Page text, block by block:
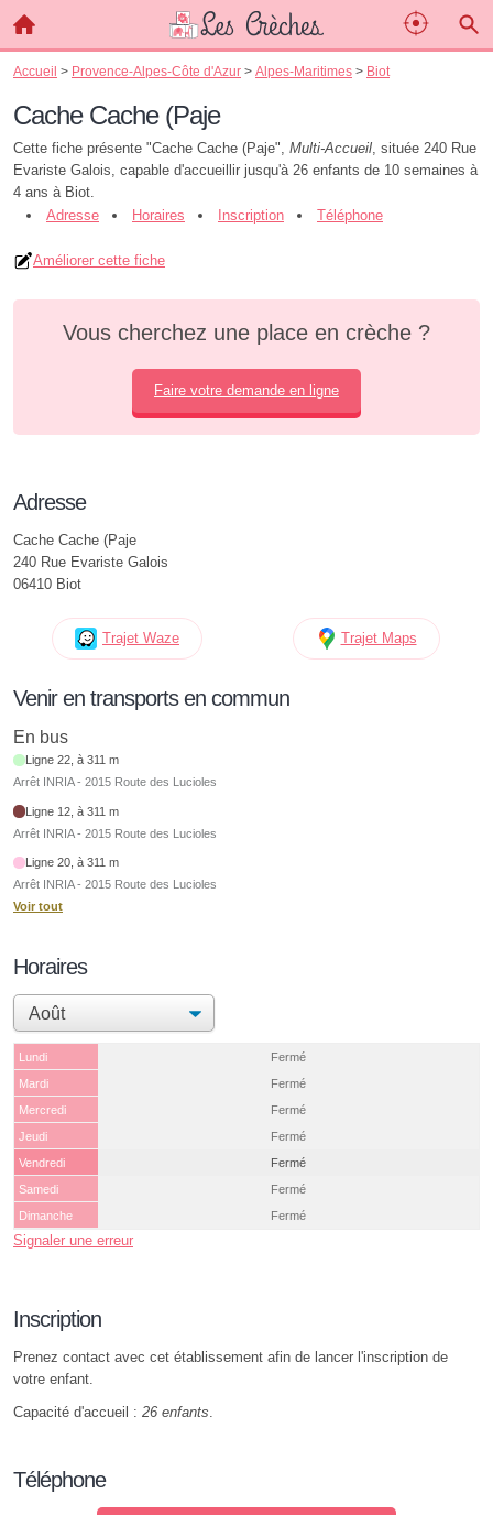
Accueil > Provence-Alpes-Côte d'Azur > Alpes-Maritimes > Biot
Cache Cache (Paje
Cette fiche présente "Cache Cache (Paje", Multi-Accueil, située 240 Rue
Evariste Galois, capable d'accueillir jusqu'à 26 enfants de 10 semaines à
4 ans à Biot.
Adresse
Horaires Inscription Téléphone
Améliorer cette fiche
Vous cherchez une place en crèche ?
Faire votre demande en ligne
Adresse
Cache Cache (Paje
240 Rue Evariste Galois
06410 Biot
Trajet Waze Trajet Maps
Venir en transports en commun
En bus
Ligne 22, à 311 m
Arrêt INRIA - 2015 Route des Lucioles
Ligne 12, à 311 m
Arrêt INRIA - 2015 Route des Lucioles
Ligne 20, à 311 m
Arrêt INRIA - 2015 Route des Lucioles
Voir tout
Horaires
Lundi
Fermé
Mardi
Fermé
Mercredi
Fermé
Jeudi
Fermé
Vendredi
Fermé
Samedi
Fermé
Dimanche
Fermé
Signaler une erreur
Inscription
Prenez contact avec cet établissement afin de lancer l'inscription de
votre enfant.
Capacité d'accueil : 26 enfants
Téléphone